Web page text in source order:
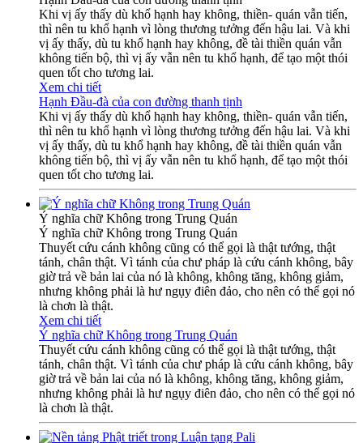
Khi vị ấy thấy dù khổ hạnh hay không, thiền- quán vẫn tiến,
thì nên tu khổ hạnh vì lòng thương tưởng đến hậu lai. Và khi
vị ấy thấy, dù tu khổ hạnh hay không, đề tài thiền quán vẫn
không tiến bộ, thì vị ấy vẫn nên tu khổ hạnh, để tạo một thói
quen tốt cho tương lai.
Xem chi tiết
Hạnh Ðầu-đà của con đường thanh tịnh
Khi vị ấy thấy dù khổ hạnh hay không, thiền- quán vẫn tiến,
thì nên tu khổ hạnh vì lòng thương tưởng đến hậu lai. Và khi
vị ấy thấy, dù tu khổ hạnh hay không, đề tài thiền quán vẫn
không tiến bộ, thì vị ấy vẫn nên tu khổ hạnh, để tạo một thói
quen tốt cho tương lai.
Ý nghĩa chữ Không trong Trung Quán
Ý nghĩa chữ Không trong Trung Quán
Thuyết cứu cánh không cũng có thể gọi là thật tướng, thật
tánh, chân thật. Vì tánh của chư pháp là cứu cánh không, bây
giờ trả về bản lai của nó là không, không tăng, không giảm,
nhưng không phải là hư ngụy điên đảo, cho nên có thể gọi nó
là chơn là thật.
Xem chi tiết
Ý nghĩa chữ Không trong Trung Quán
Thuyết cứu cánh không cũng có thể gọi là thật tướng, thật
tánh, chân thật. Vì tánh của chư pháp là cứu cánh không, bây
giờ trả về bản lai của nó là không, không tăng, không giảm,
nhưng không phải là hư ngụy điên đảo, cho nên có thể gọi nó
là chơn là thật.